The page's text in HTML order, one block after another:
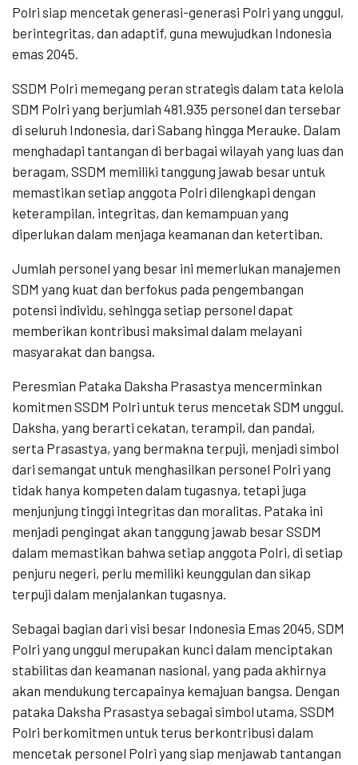
Polri siap mencetak generasi-generasi Polri yang unggul,
berintegritas, dan adaptif, guna mewujudkan Indonesia
emas 2045.
SSDM Polri memegang peran strategis dalam tata kelola
SDM Polri yang berjumlah 481.935 personel dan tersebar
di seluruh Indonesia, dari Sabang hingga Merauke. Dalam
menghadapi tantangan di berbagai wilayah yang luas dan
beragam, SSDM memiliki tanggung jawab besar untuk
memastikan setiap anggota Polri dilengkapi dengan
keterampilan, integritas, dan kemampuan yang
diperlukan dalam menjaga keamanan dan ketertiban.
Jumlah personel yang besar ini memerlukan manajemen
SDM yang kuat dan berfokus pada pengembangan
potensi individu, sehingga setiap personel dapat
memberikan kontribusi maksimal dalam melayani
masyarakat dan bangsa.
Peresmian Pataka Daksha Prasastya mencerminkan
komitmen SSDM Polri untuk terus mencetak SDM unggul.
Daksha, yang berarti cekatan, terampil, dan pandai,
serta Prasastya, yang bermakna terpuji, menjadi simbol
dari semangat untuk menghasilkan personel Polri yang
tidak hanya kompeten dalam tugasnya, tetapi juga
menjunjung tinggi integritas dan moralitas. Pataka ini
menjadi pengingat akan tanggung jawab besar SSDM
dalam memastikan bahwa setiap anggota Polri, di setiap
penjuru negeri, perlu memiliki keunggulan dan sikap
terpuji dalam menjalankan tugasnya.
Sebagai bagian dari visi besar Indonesia Emas 2045, SDM
Polri yang unggul merupakan kunci dalam menciptakan
stabilitas dan keamanan nasional, yang pada akhirnya
akan mendukung tercapainya kemajuan bangsa. Dengan
pataka Daksha Prasastya sebagai simbol utama, SSDM
Polri berkomitmen untuk terus berkontribusi dalam
mencetak personel Polri yang siap menjawab tantangan